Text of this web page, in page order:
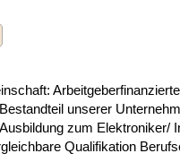
unserer
zum Elektroniker/
Qualifikation